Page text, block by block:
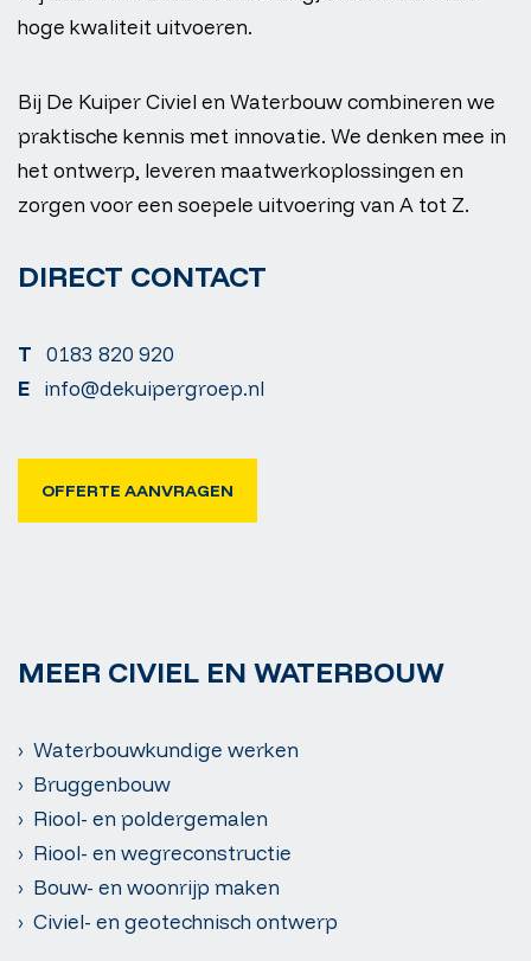
hoge kwaliteit uitvoeren.
Bij De Kuiper Civiel en Waterbouw combineren we
praktische kennis met innovatie. We denken mee in
het ontwerp, leveren maatwerkoplossingen en
zorgen voor een soepele uitvoering van A tot Z.
DIRECT CONTACT
T
0183 820 920
E
info@dekuipergroep.nl
OFFERTE AANVRAGEN
MEER CIVIEL EN WATERBOUW
› Waterbouwkundige werken
› Bruggenbouw
› Riool- en poldergemalen
› Riool- en wegreconstructie
› Bouw- en woonrijp maken
› Civiel- en geotechnisch ontwerp